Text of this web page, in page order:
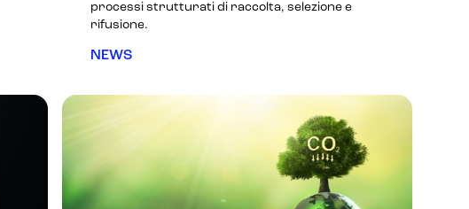
processi strutturati di raccolta, selezione e
rifusione.
NEWS